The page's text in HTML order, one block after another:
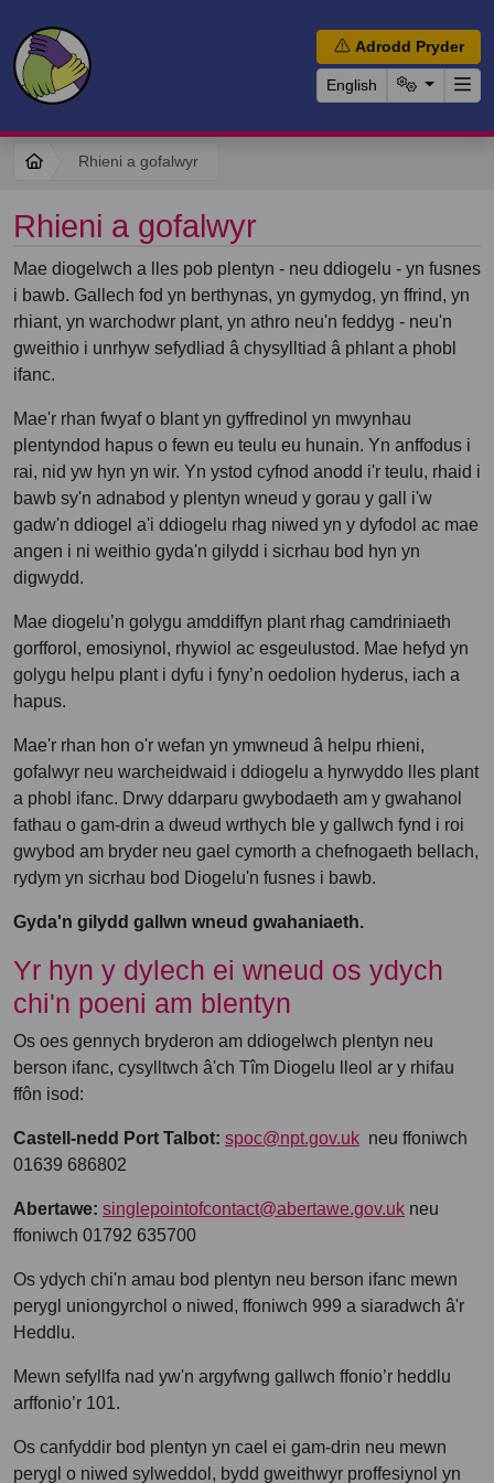
Adrodd Pryder
English
Rhieni a gofalwyr
Rhieni a gofalwyr
Mae diogelwch a lles pob plentyn - neu ddiogelu - yn fusnes
i bawb. Gallech fod yn berthynas, yn gymydog, yn ffrind, yn
rhiant, yn warchodwr plant, yn athro neu'n feddyg - neu'n
gweithio i unrhyw sefydliad â chysylltiad â phlant a phobl
ifanc.
Mae'r rhan fwyaf o blant yn gyffredinol yn mwynhau
plentyndod hapus o fewn eu teulu eu hunain. Yn anffodus i
rai, nid yw hyn yn wir. Yn ystod cyfnod anodd i'r teulu, rhaid i
bawb sy'n adnabod y plentyn wneud y gorau y gall i'w
gadw'n ddiogel a'i ddiogelu rhag niwed yn y dyfodol ac mae
angen i ni weithio gyda'n gilydd i sicrhau bod hyn yn
digwydd.
Mae diogelu’n golygu amddiffyn plant rhag camdriniaeth
gorfforol, emosiynol, rhywiol ac esgeulustod. Mae hefyd yn
golygu helpu plant i dyfu i fyny’n oedolion hyderus, iach a
hapus.
Mae'r rhan hon o'r wefan yn ymwneud â helpu rhieni,
gofalwyr neu warcheidwaid i ddiogelu a hyrwyddo lles plant
a phobl ifanc. Drwy ddarparu gwybodaeth am y gwahanol
fathau o gam-drin a dweud wrthych ble y gallwch fynd i roi
gwybod am bryder neu gael cymorth a chefnogaeth bellach,
rydym yn sicrhau bod Diogelu'n fusnes i bawb.
Gyda'n gilydd gallwn wneud gwahaniaeth.
Yr hyn y dylech ei wneud os ydych
chi'n poeni am blentyn
Os oes gennych bryderon am ddiogelwch plentyn neu
berson ifanc, cysylltwch â'ch Tîm Diogelu lleol ar y rhifau
ffôn isod:
Castell-nedd Port Talbot: spoc@npt.gov.uk neu ffoniwch
01639 686802
Abertawe: singlepointofcontact@abertawe.gov.uk neu
ffoniwch 01792 635700
Os ydych chi'n amau bod plentyn neu berson ifanc mewn
perygl uniongyrchol o niwed, ffoniwch 999 a siaradwch â'r
Heddlu.
Mewn sefyllfa nad yw'n argyfwng gallwch ffonio’r heddlu
arffonio’r 101.
Os canfyddir bod plentyn yn cael ei gam-drin neu mewn
perygl o niwed sylweddol, bydd gweithwyr proffesiynol yn